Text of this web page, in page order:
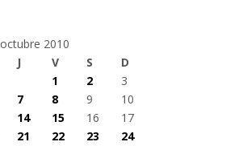
octubre 2010
J V S
D
1
2
3
7 8 9
10
14 15 16
17
21 22 23
24